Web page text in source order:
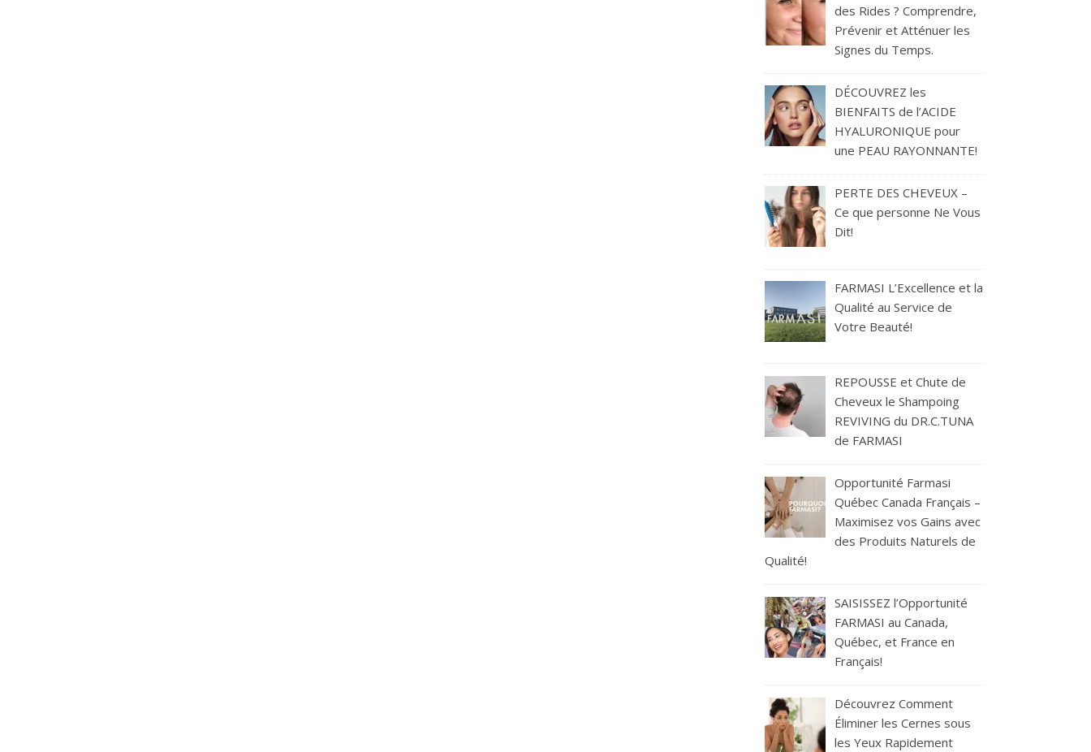
des Rides ? Comprendre,
Prévenir et Atténuer les
Signes du Temps.
DÉCOUVREZ les
BIENFAITS de l’ACIDE
HYALURONIQUE pour
une PEAU RAYONNANTE!
PERTE DES CHEVEUX –
Ce que personne Ne Vous
Dit!
FARMASI L’Excellence et la
Qualité au Service de
Votre Beauté!
REPOUSSE et Chute de
Cheveux le Shampoing
REVIVING du DR.C.TUNA
de FARMASI
Opportunité Farmasi
Québec Canada Français –
Maximisez vos Gains avec
des Produits Naturels de
Qualité!
SAISISSEZ l’Opportunité
FARMASI au Canada,
Québec, et France en
Français!
Découvrez Comment
Éliminer les Cernes sous
les Yeux Rapidement